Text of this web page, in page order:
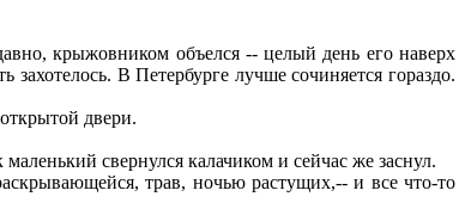
крыжовником объелся -- целый день его наверх
В Петербурге лучше сочиняется гораздо.
двери.
свернулся калачиком и сейчас же заснул.
трав, ночью растущих,-- и все что-то